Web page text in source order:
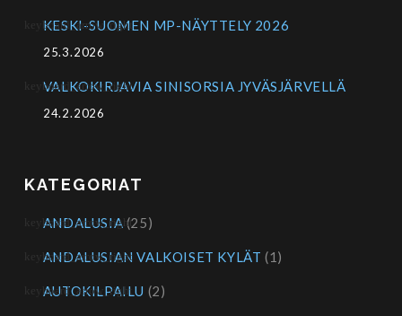
KESKI-SUOMEN MP-NÄYTTELY 2026
25.3.2026
VALKOKIRJAVIA SINISORSIA JYVÄSJÄRVELLÄ
24.2.2026
KATEGORIAT
ANDALUSIA (25)
ANDALUSIAN VALKOISET KYLÄT (1)
AUTOKILPAILU (2)